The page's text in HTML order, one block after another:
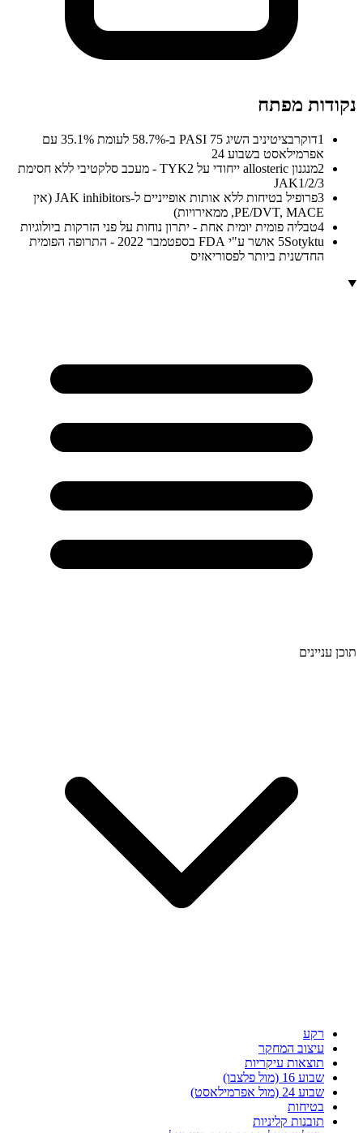
נקודות מפתח
1
דוקרבציטיניב השיג PASI 75 ב-58.7% לעומת 35.1% עם
אפרמילאסט בשבוע 24
2
מנגנון allosteric ייחודי על TYK2 - מעכב סלקטיבי ללא חסימת
JAK1/2/3
3
פרופיל בטיחות ללא אותות אופייניים ל-JAK inhibitors (אין
PE/DVT, MACE, ממאירויות)
4טבליה פומית יומית אחת - יתרון נוחות על פני הזרקות ביולוגיות
5
Sotyktu אושר ע"י FDA בספטמבר 2022 - התרופה הפומית
החדשנית ביותר לפסוריאזיס
תוכן עניינים
רקע
עיצוב המחקר
תוצאות עיקריות
שבוע 16 (מול פלצבו)
שבוע 24 (מול אפרמילאסט)
בטיחות
תובנות קליניות